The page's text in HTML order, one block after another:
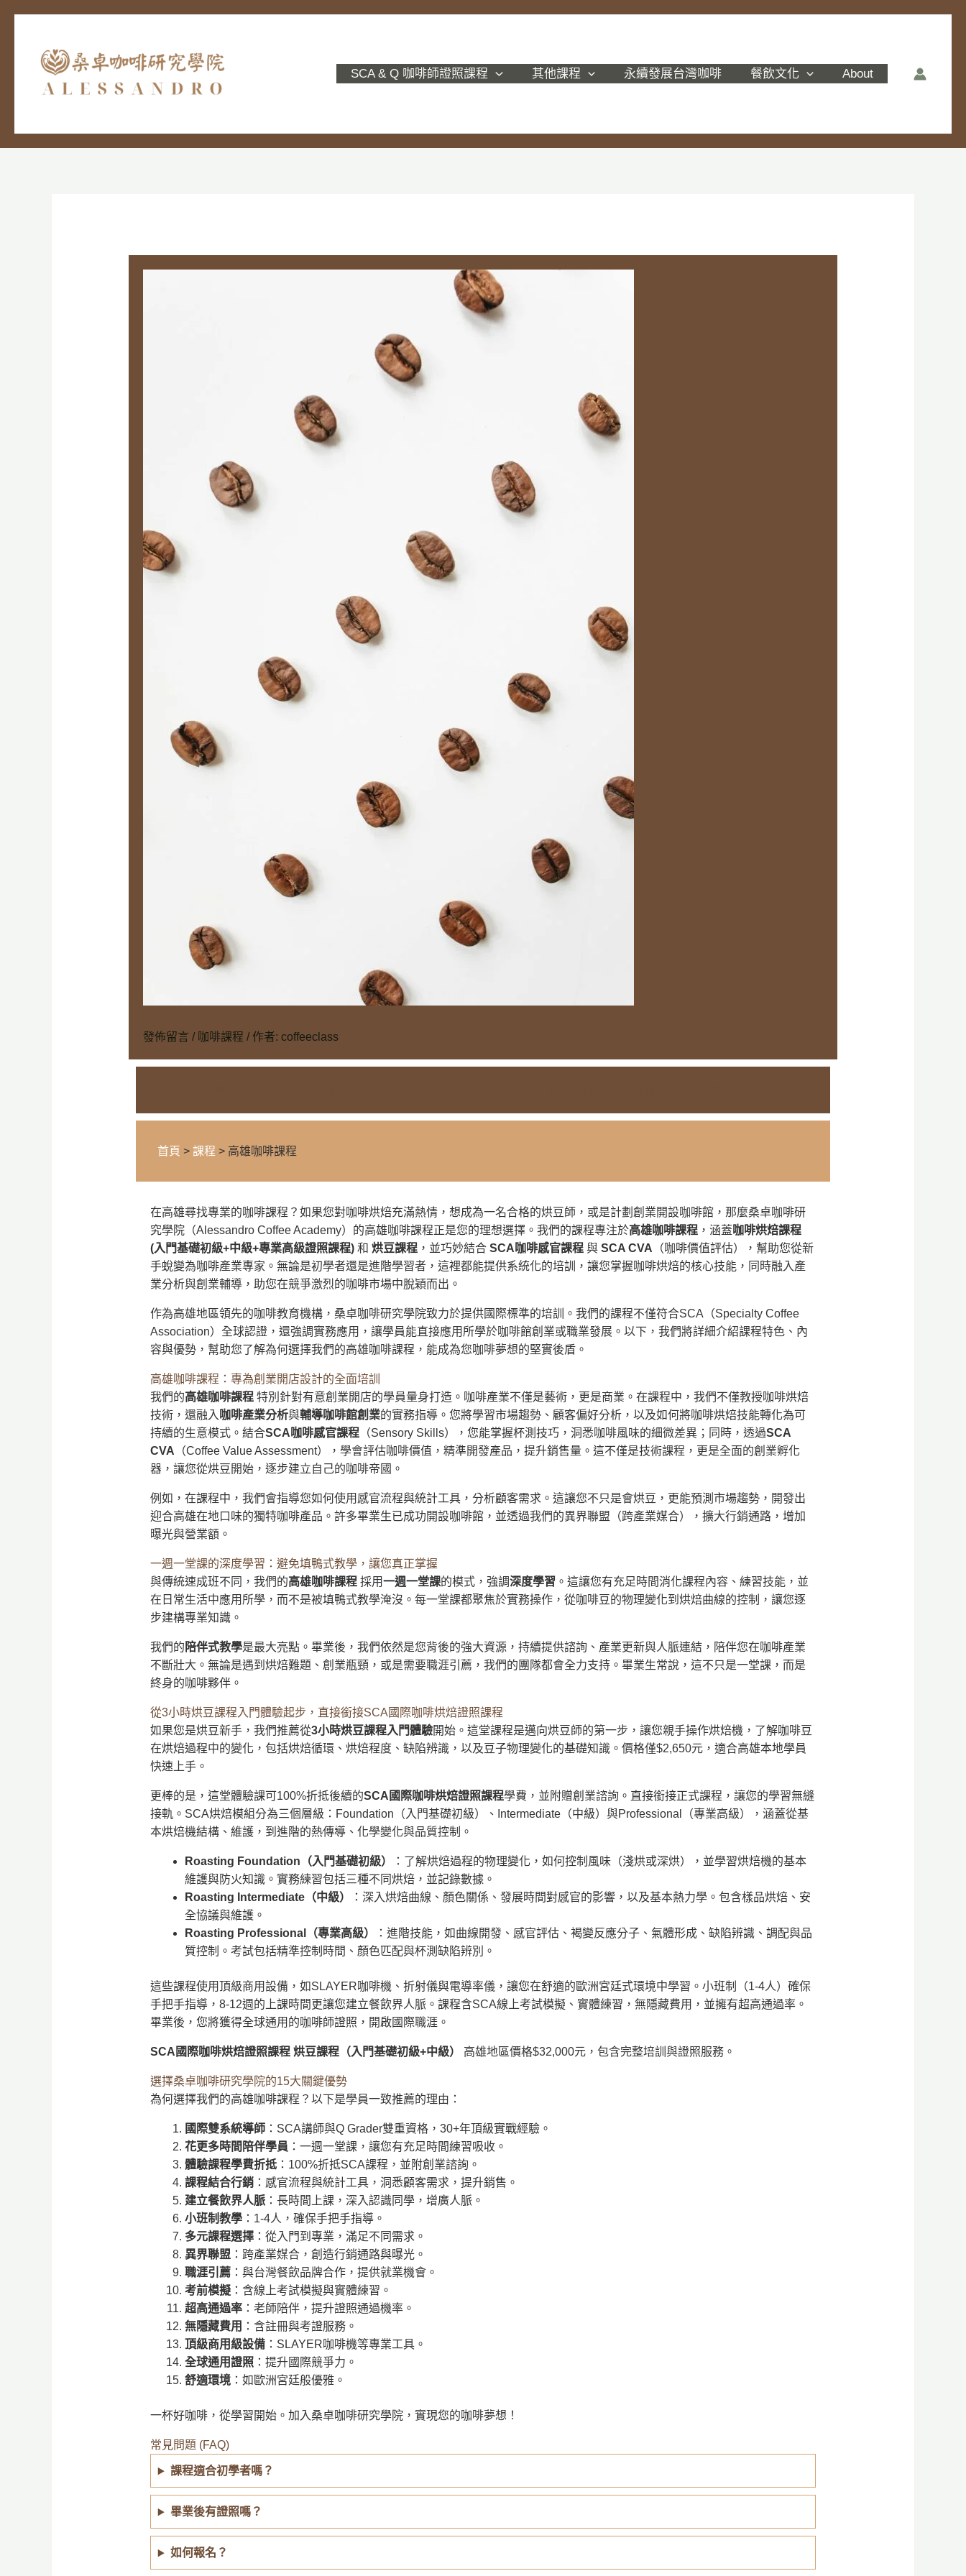
SCA & Q 咖啡師證照課程 其他課程 永續發展台灣咖啡 餐飲文化 About
發佈留言 / 咖啡課程 / 作者: coffeeclass
首頁 > 課程 > 高雄咖啡課程
在高雄尋找專業的咖啡課程？如果您對咖啡烘焙充滿熱情，想成為一名合格的烘豆師，或是計劃創業開設咖啡館，那麼桑卓咖啡研
究學院（Alessandro Coffee Academy）的高雄咖啡課程正是您的理想選擇。我們的課程專注於高雄咖啡課程，涵蓋咖啡烘焙課程
(入門基礎初級+中級+專業高級證照課程)和 烘豆課程，並巧妙結合 SCA咖啡感官課程與 SCA CVA （咖啡價值評估），幫助您從新
手蛻變為咖啡產業專家。無論是初學者還是進階學習者，這裡都能提供系統化的培訓，讓您掌握咖啡烘焙的核心技能，同時融入產
業分析與創業輔導，助您在競爭激烈的咖啡市場中脫穎而出。
作為高雄地區領先的咖啡教育機構，桑卓咖啡研究學院致力於提供國際標準的培訓。我們的課程不僅符合SCA（Specialty Coffee
Association）全球認證，還強調實務應用，讓學員能直接應用所學於咖啡館創業或職業發展。以下，我們將詳細介紹課程特色、內
容與優勢，幫助您了解為何選擇我們的高雄咖啡課程，能成為您咖啡夢想的堅實後盾。
高雄咖啡課程：專為創業開店設計的全面培訓
我們的高雄咖啡課程特別針對有意創業開店的學員量身打造。咖啡產業不僅是藝術，更是商業。在課程中，我們不僅教授咖啡烘焙
技術，還融入咖啡產業分析與輔導咖啡館創業的實務指導。您將學習市場趨勢、顧客偏好分析，以及如何將咖啡烘焙技能轉化為可
持續的生意模式。結合SCA咖啡感官課程（Sensory Skills），您能掌握杯測技巧，洞悉咖啡風味的細微差異；同時，透過SCA
CVA （Coffee Value Assessment），學會評估咖啡價值，精準開發產品，提升銷售量。這不僅是技術課程，更是全面的創業孵化
器，讓您從烘豆開始，逐步建立自己的咖啡帝國。
例如，在課程中，我們會指導您如何使用感官流程與統計工具，分析顧客需求。這讓您不只是會烘豆，更能預測市場趨勢，開發出
迎合高雄在地口味的獨特咖啡產品。許多畢業生已成功開設咖啡館，並透過我們的異界聯盟（跨產業媒合），擴大行銷通路，增加
曝光與營業額。
一週一堂課的深度學習：避免填鴨式教學，讓您真正掌握
與傳統速成班不同，我們的高雄咖啡課程採用一週一堂課的模式，強調深度學習 。這讓您有充足時間消化課程內容、練習技能，並
在日常生活中應用所學，而不是被填鴨式教學淹沒。每一堂課都聚焦於實務操作，從咖啡豆的物理變化到烘焙曲線的控制，讓您逐
步建構專業知識。
我們的 陪伴式教學是最大亮點。畢業後，我們依然是您背後的強大資源，持續提供諮詢、產業更新與人脈連結，陪伴您在咖啡產業
不斷壯大。無論是遇到烘焙難題、創業瓶頸，或是需要職涯引薦，我們的團隊都會全力支持。畢業生常說，這不只是一堂課，而是
終身的咖啡夥伴。
從3小時烘豆課程入門體驗起步，直接銜接SCA國際咖啡烘焙證照課程
如果您是烘豆新手，我們推薦從3小時烘豆課程入門體驗開始。這堂課程是邁向烘豆師的第一步，讓您親手操作烘焙機，了解咖啡豆
在烘焙過程中的變化，包括烘焙循環、烘焙程度、缺陷辨識，以及豆子物理變化的基礎知識。價格僅$2,650元，適合高雄本地學員
快速上手。
更棒的是，這堂體驗課可100%折抵後續的SCA國際咖啡烘焙證照課程學費，並附贈創業諮詢。直接銜接正式課程，讓您的學習無縫
接軌。SCA烘焙模組分為三個層級：Foundation（入門基礎初級）、Intermediate（中級）與Professional（專業高級），涵蓋從基
本烘焙機結構、維護，到進階的熱傳導、化學變化與品質控制。
Roasting Foundation（入門基礎初級）
：了解烘焙過程的物理變化，如何控制風味（淺烘或深烘），並學習烘焙機的基本
維護與防火知識。實務練習包括三種不同烘焙，並記錄數據。
Roasting Intermediate（中級）
：深入烘焙曲線、顏色關係、發展時間對感官的影響，以及基本熱力學。包含樣品烘焙、安
全協議與維護。
Roasting Professional（專業高級）
：進階技能，如曲線開發、感官評估、褐變反應分子、氣體形成、缺陷辨識、調配與品
質控制。考試包括精準控制時間、顏色匹配與杯測缺陷辨別。
這些課程使用頂級商用設備，如SLAYER咖啡機、折射儀與電導率儀，讓您在舒適的歐洲宮廷式環境中學習。小班制（1-4人）確保
手把手指導，8-12週的上課時間更讓您建立餐飲界人脈。課程含SCA線上考試模擬、實體練習，無隱藏費用，並擁有超高通過率。
畢業後，您將獲得全球通用的咖啡師證照，開啟國際職涯。
SCA國際咖啡烘焙證照課程 烘豆課程（入門基礎初級+中級） 高雄地區價格$32,000元，包含完整培訓與證照服務。
選擇桑卓咖啡研究學院的15大關鍵優勢
為何選擇我們的高雄咖啡課程？以下是學員一致推薦的理由：
國際雙系統導師：SCA講師與Q Grader雙重資格，30+年頂級實戰經驗。
花更多時間陪伴學員 ：一週一堂課，讓您有充足時間練習吸收。
體驗課程學費折抵：100%折抵SCA課程，並附創業諮詢。
課程結合行銷：感官流程與統計工具，洞悉顧客需求，提升銷售。
建立餐飲界人脈：長時間上課，深入認識同學，增廣人脈。
小班制教學：1-4人，確保手把手指導。
多元課程選擇：從入門到專業，滿足不同需求。
異界聯盟：跨產業媒合，創造行銷通路與曝光。
職涯引薦：與台灣餐飲品牌合作，提供就業機會。
考前模擬：含線上考試模擬與實體練習。
超高通過率：老師陪伴，提升證照通過機率。
無隱藏費用 ：含註冊與考證服務。
頂級商用級設備：SLAYER咖啡機等專業工具。
全球通用證照：提升國際競爭力。
舒適環境：如歐洲宮廷般優雅。
一杯好咖啡，從學習開始。加入桑卓咖啡研究學院，實現您的咖啡夢想！
常見問題 (FAQ)
課程適合初學者嗎？
畢業後有證照嗎？
如何報名？